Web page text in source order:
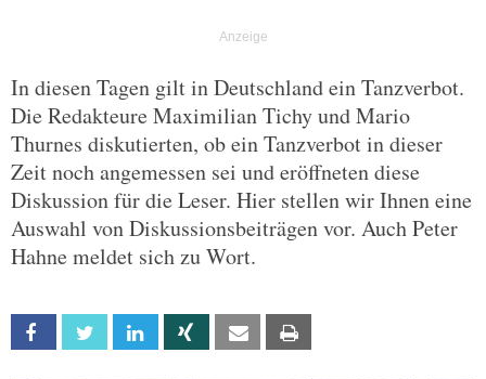
In diesen Tagen gilt in Deutschland ein Tanzverbot.
Die Redakteure Maximilian Tichy und Mario
Thurnes diskutierten, ob ein Tanzverbot in dieser
Zeit noch angemessen sei und eröffneten diese
Diskussion für die Leser. Hier stellen wir Ihnen eine
Auswahl von Diskussionsbeiträgen vor. Auch Peter
Hahne meldet sich zu Wort.
Facebook Twitter Linkedin Xing Email